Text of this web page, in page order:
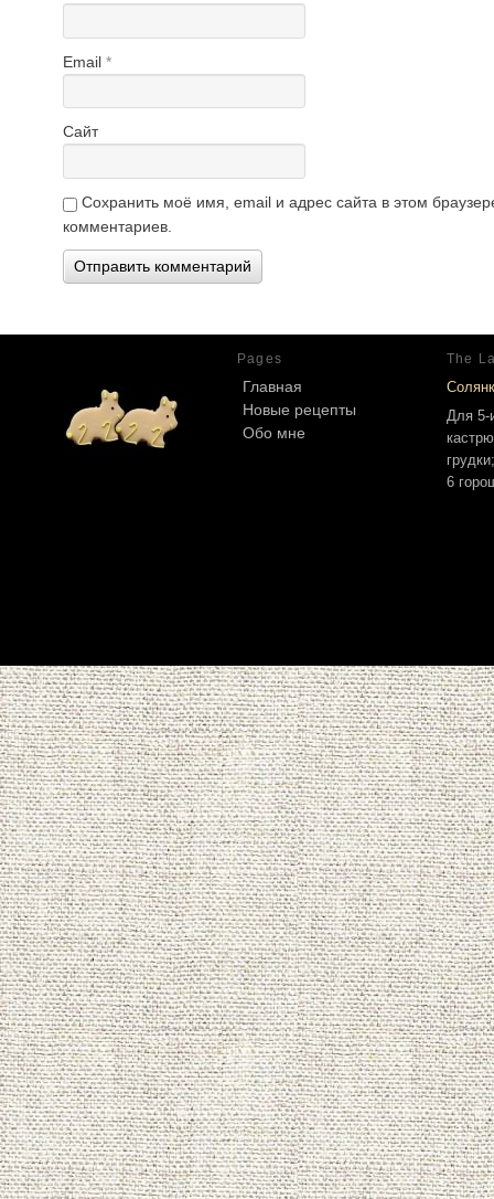
Email *
Сайт
Сохранить моё имя, email и адрес сайта в этом
комментариев.
Pages
Главная
Новые рецепты
Обо мне
The
Для 5-
6